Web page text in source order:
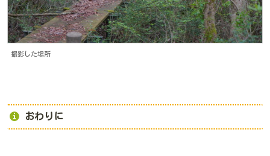
撮影した場所
おわりに